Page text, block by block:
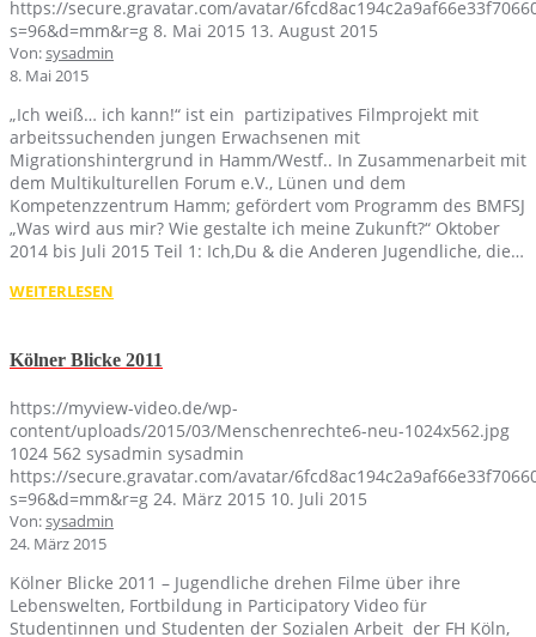
https://secure.gravatar.com/avatar/
s=96&d=mm&r=g 8. Mai 2015 13. August 2015
Von:sysadmin
8. Mai 2015
„Ich weiß… ich kann!“ ist ein partizipatives Filmprojekt mit
arbeitssuchenden jungen Erwachsenen mit
Migrationshintergrund in Hamm/Westf.. In Zusammenarbeit mit
dem Multikulturellen Forum e.V., Lünen und dem
Kompetenzzentrum Hamm; gefördert vom Programm des BMFSJ
„Was wird aus mir? Wie gestalte ich meine Zukunft?“ Oktober
2014 bis Juli 2015 Teil 1: Ich,Du & die Anderen Jugendliche, die…
WEITERLESEN
Kölner Blicke 2011
https://myview-video.de/wp-
content/uploads/2015/03/Menschenrechte6-neu-1024x562.jpg
1024 562 sysadmin sysadmin
https://secure.gravatar.com/avatar/
s=96&d=mm&r=g 24. März 2015 10. Juli 2015
Von:sysadmin
24. März 2015
Kölner Blicke 2011 – Jugendliche drehen Filme über ihre
Lebenswelten, Fortbildung in Participatory Video für
Studentinnen und Studenten der Sozialen Arbeit der FH Köln,